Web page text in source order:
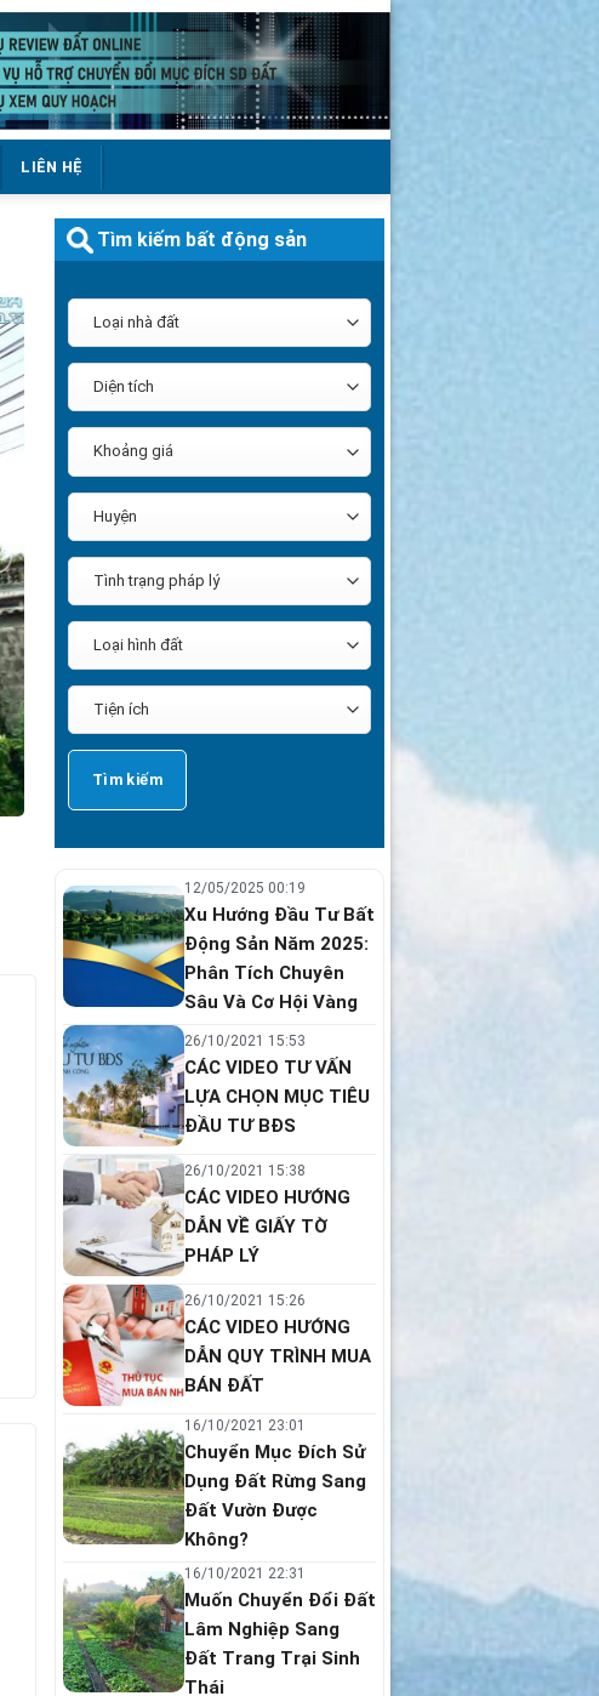
LIÊN HỆ
Tìm kiếm bất động sản
12/05/2025 00:19
Xu Hướng Đầu Tư Bất
Động Sản Năm 2025:
Phân Tích Chuyên
Sâu Và Cơ Hội Vàng
26/10/2021 15:53
CÁC VIDEO TƯ VẤN
LỰA CHỌN MỤC TIÊU
ĐẦU TƯ BĐS
26/10/2021 15:38
CÁC VIDEO HƯỚNG
DẪN VỀ GIẤY TỜ
PHÁP LÝ
26/10/2021 15:26
CÁC VIDEO HƯỚNG
DẪN QUY TRÌNH MUA
BÁN ĐẤT
16/10/2021 23:01
Chuyển Mục Đích Sử
Dụng Đất Rừng Sang
Đất Vườn Được
Không?
16/10/2021 22:31
Muốn Chuyển Đổi Đất
Lâm Nghiệp Sang
Đất Trang Trại Sinh
Thái